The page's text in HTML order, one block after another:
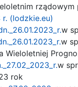
rządowym
(lodzkie.eu)
w
w
w
rok